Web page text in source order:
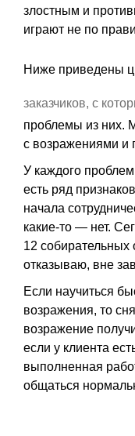
злостным и
играют не по
Ниже приведены
заказчиков, с
проблемы из них.
с возражениями и
У каждого
есть ряд
начала
какие-то — нет.
12 собирательных
отказываю, вне
Если научиться
возражения, то
возражение
если у клиента
выполненная
общаться